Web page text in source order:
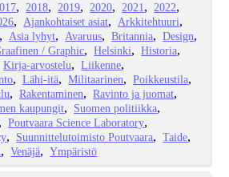
2018 2019 2020 2021
2022
Ajankohtaiset asiat
Arkkitehtuuri
Asia lyhyt Avaruus Britannia
Design
/ Graphic Helsinki
Historia
Kirja-arvostelu
Liikenne
Lähi-itä Militaarinen
Poikkeustila
Rakentaminen
Ravinto ja juomat
kaupungit
Suomen politiikka
Poutvaara Science Laboratory
Suunnittelutoimisto Poutvaara
Taide
Venäjä Ympäristö